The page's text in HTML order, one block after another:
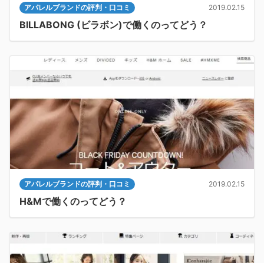
アパレルブランドの評判・口コミ 2019.02.15
BILLABONG (ビラボン)で働くのってどう？
アパレルブランドの評判・口コミ 2019.02.15
H&Mで働くのってどう？